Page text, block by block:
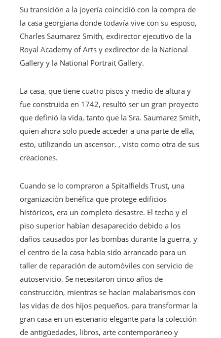
Su transición a la joyería coincidió con la compra de
la casa georgiana donde todavía vive con su esposo,
Charles Saumarez Smith, exdirector ejecutivo de la
Royal Academy of Arts y exdirector de la National
Gallery y la National Portrait Gallery.
La casa, que tiene cuatro pisos y medio de altura y
fue construida en 1742, resultó ser un gran proyecto
que definió la vida, tanto que la Sra. Saumarez Smith,
quien ahora solo puede acceder a una parte de ella,
esto, utilizando un ascensor. , visto como otra de sus
creaciones.
Cuando se lo compraron a Spitalfields Trust, una
organización benéfica que protege edificios
históricos, era un completo desastre. El techo y el
piso superior habían desaparecido debido a los
daños causados ​​por las bombas durante la guerra, y
el centro de la casa había sido arrancado para un
taller de reparación de automóviles con servicio de
autoservicio. Se necesitaron cinco años de
construcción, mientras se hacían malabarismos con
las vidas de dos hijos pequeños, para transformar la
gran casa en un escenario elegante para la colección
de antigüedades, libros, arte contemporáneo y